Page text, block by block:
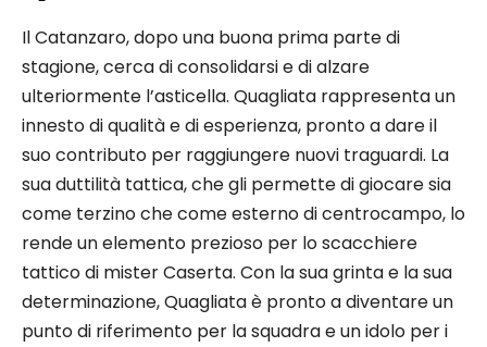
Il Catanzaro, dopo una buona prima parte di
stagione, cerca di consolidarsi e di alzare
ulteriormente l’asticella. Quagliata rappresenta un
innesto di qualità e di esperienza, pronto a dare il
suo contributo per raggiungere nuovi traguardi. La
sua duttilità tattica, che gli permette di giocare sia
come terzino che come esterno di centrocampo, lo
rende un elemento prezioso per lo scacchiere
tattico di mister Caserta. Con la sua grinta e la sua
determinazione, Quagliata è pronto a diventare un
punto di riferimento per la squadra e un idolo per i